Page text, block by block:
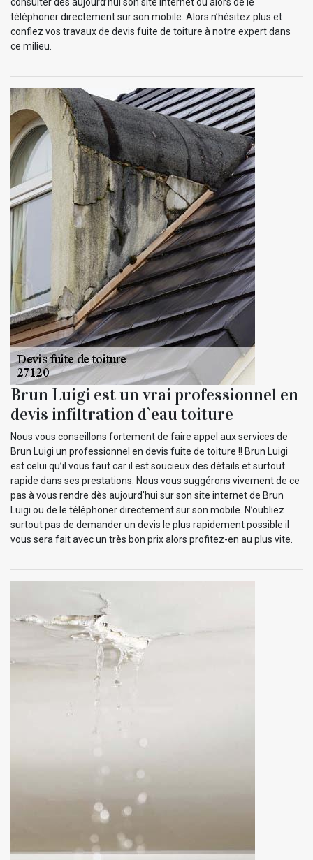
téléphoner directement sur son mobile. Alors n’hésitez plus et
confiez vos travaux de devis fuite de toiture à notre expert dans
ce milieu.
Brun Luigi est un vrai professionnel en
devis infiltration d`eau toiture
Nous vous conseillons fortement de faire appel aux services de
Brun Luigi un professionnel en devis fuite de toiture !! Brun Luigi
est celui qu’il vous faut car il est soucieux des détails et surtout
rapide dans ses prestations. Nous vous suggérons vivement de ce
pas à vous rendre dès aujourd’hui sur son site internet de Brun
Luigi ou de le téléphoner directement sur son mobile. N’oubliez
surtout pas de demander un devis le plus rapidement possible il
vous sera fait avec un très bon prix alors profitez-en au plus vite.